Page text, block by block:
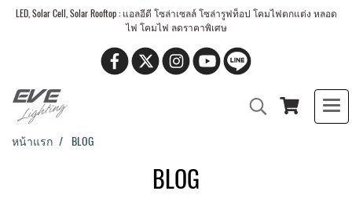
LED, Solar Cell, Solar Rooftop : แอลอีดี โซล่าเซลล์ โซล่ารูฟท็อป โคมไฟตกแต่ง หลอด
ไฟ โคมไฟ ลดราคาพิเศษ
หน้าแรก BLOG
BLOG